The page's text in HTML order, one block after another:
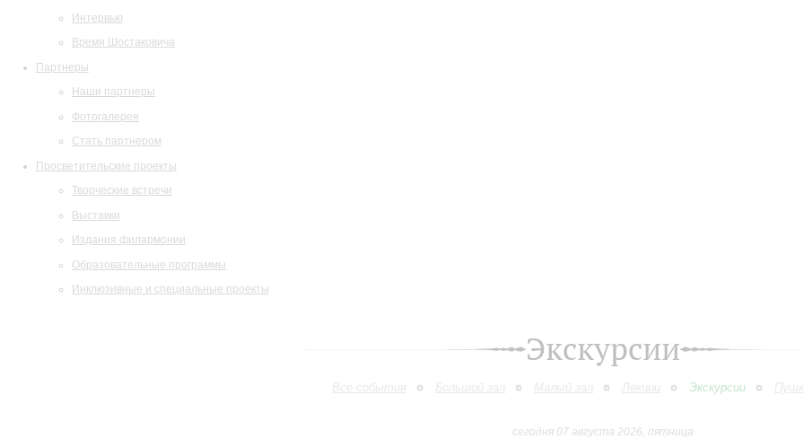
Интервью
Время Шостаковича
Партнеры
Наши партнеры
Фотогалерея
Стать партнером
Просветительские проекты
Творческие встречи
Выставки
Издания филармонии
Образовательные программы
Инклюзивные и специальные проекты
Экскурсии
Все события Большой зал Малый зал Лекции Экскурсии
сегодня 07 августа 2026, пятница